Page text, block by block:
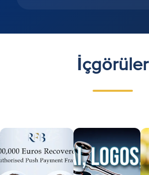
İçgörüler